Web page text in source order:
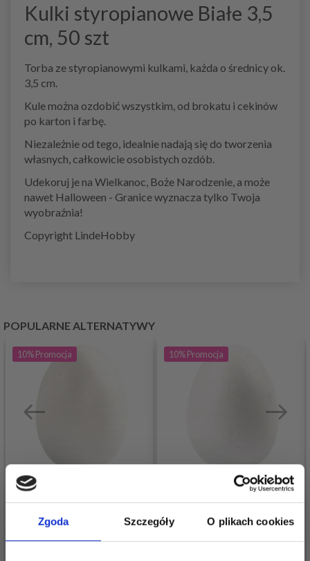
Zgoda Szczegóły O plikach cookies
Kulki styropianowe Białe 3,5
cm, 50 szt
Torba ze styropianowymi kulkami, każda o średnicy ok.
3,5 cm.
Kule można ozdobić wszystkim, od brokatu i cekinów
po karton i farbę.
Niezależnie od tego, idealnie nadają się do tworzenia
własnych, całkowicie osobistych ozdób.
Udekoruj je na Wielkanoc, Boże Narodzenie, a może
nawet Halloween - Granice wyznacza tylko Twoja
wyobraźnia!
Copyright LindeHobby
POPULARNE ALTERNATYWY
10%Promocja
STYROPIANOWE, 4,8
10%Promocja
STYROPIANOWE, 6